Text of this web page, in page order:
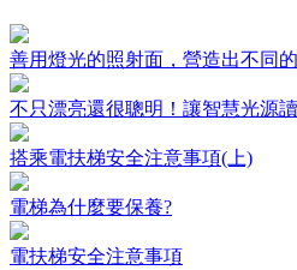
善用燈光的照射面，營造出不同
不只漂亮還很聰明！讓智慧光源
搭乘電扶梯安全注意事項(上)
電梯為什麼要保養?
電扶梯安全注意事項